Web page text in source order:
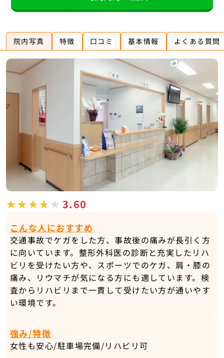
院内写真 特徴 口コミ 基本情報 よくある質問
3.60
こんな人におすすめ
交通事故でケガをした方、事故後の痛みが長引く方
に向いています。整形外科医の診断と充実したリハ
ビリを受けたい方や、スポーツでのケガ、肩・膝の
痛み、リウマチが気になる方にも適しています。検
査からリハビリまで一貫して受けたい方が通いやす
い環境です。
強み/特徴
女性も安心/駐車場完備/リハビリ可